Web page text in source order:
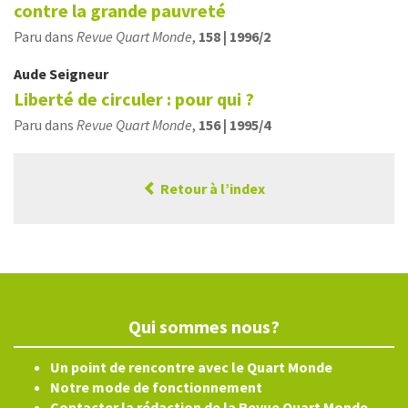
contre la grande pauvreté
Paru dans Revue Quart Monde, 158 | 1996/2
AudeSeigneur
Liberté de circuler : pour qui ?
Paru dans Revue Quart Monde, 156 | 1995/4
Retour à l’index
Qui sommes nous?
Un point de rencontre avec le Quart Monde
Notre mode de fonctionnement